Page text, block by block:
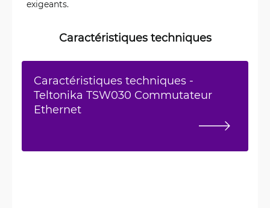
exigeants.
Caractéristiques techniques
Caractéristiques techniques -
Teltonika TSW030 Commutateur
Ethernet